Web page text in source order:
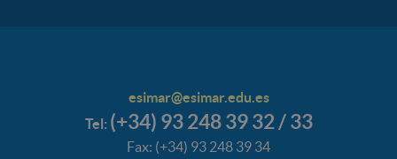
esimar@esimar.edu.es
Tel: (+34) 93 248 39 32 / 33
Fax: (+34) 93 248 39 34